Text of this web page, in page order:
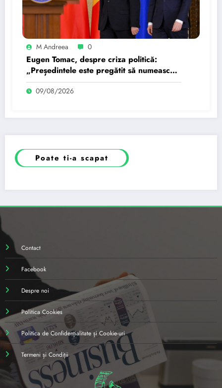
M Andreea 0
Eugen Tomac, despre criza politică:
„Președintele este pregătit să numească
mâine un candidat”…
09/08/2026
Poate ti-a scapat
Contact
Facebook
Despre noi
Politica Cookies
Politica de Confidențialitate și Cookie-uri
Termeni și Condiții